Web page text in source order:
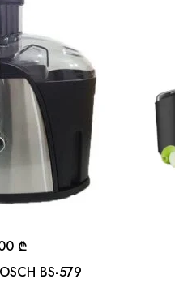
BS-579
₾